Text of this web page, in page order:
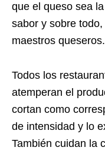
que el queso sea
sabor y sobre
maestros queseros.
Todos los
atemperan el
cortan como
de intensidad y lo
También cuidan la